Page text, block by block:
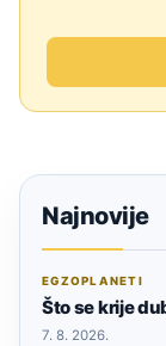
Najnovije
EGZOPLANETI
Što se krije
7. 8. 2026.